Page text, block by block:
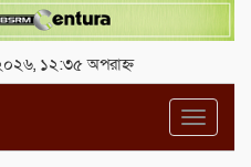
১২:৩৫ অপরাহ্ন